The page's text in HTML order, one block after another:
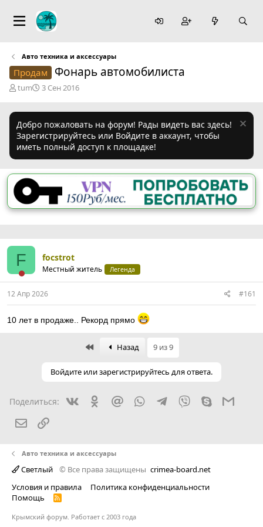
Авто техника и аксессуары
Продам Фонарь автомобилиста
А
р
т
е
м
ы
tum
Д
н
а
ч
а
л
3 Сен 2016
Добро пожаловать на форум! Рады видеть вас здесь!
Зарегистрируйтесь или Войдите в аккаунт, чтобы
иметь полный доступ к площадке!
F focstrot
Местный житель Легенда
12 Апр 2026 #161
10 лет в продаже.. Рекорд прямо
First Назад 9 из 9
Войдите или зарегистрируйтесь для ответа.
Поделиться: ВконтактеОдноклассники
Mail.ru WhatsAppTelegram
Viber SkypeGmail
Электронная почта
Авто техника и аксессуары
Светлый © Все права защищены crimea-board.net
Условия и правила
Политика конфиденциальности
Помощь
R
Крымский форум. Работает с 2003 года